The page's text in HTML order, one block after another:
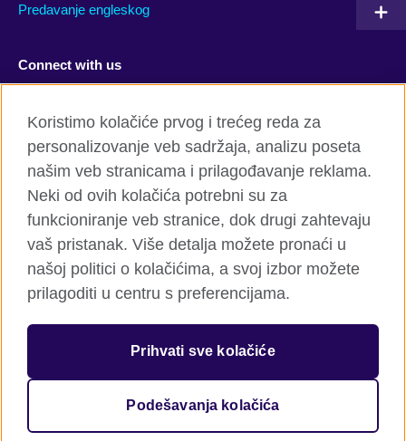
Predavanje engleskog
Connect with us
YouTube Flickr
TikTok
Globalni sajt British Council-a
Privatnost i uslovi
Kolačići
© 2026 British Council
Koristimo kolačiće prvog i trećeg reda za
personalizovanje veb sadržaja, analizu poseta
našim veb stranicama i prilagođavanje reklama.
Neki od ovih kolačića potrebni su za
funkcioniranje veb stranice, dok drugi zahtevaju
vaš pristanak. Više detalja možete pronaći u
našoj politici o kolačićima, a svoj izbor možete
prilagoditi u centru s preferencijama.
Prihvati sve kolačiće
Podešavanja kolačića